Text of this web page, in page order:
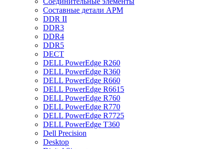
Cоставные детали АРМ
DDR II
DDR3
DDR4
DDR5
DECT
DELL PowerEdge R260
DELL PowerEdge R360
DELL PowerEdge R660
DELL PowerEdge R6615
DELL PowerEdge R760
DELL PowerEdge R770
DELL PowerEdge R7725
DELL PowerEdge T360
Dell Precision
Desktop